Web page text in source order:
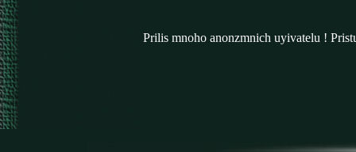
Prilis mnoho anonzmnich uyivatelu !